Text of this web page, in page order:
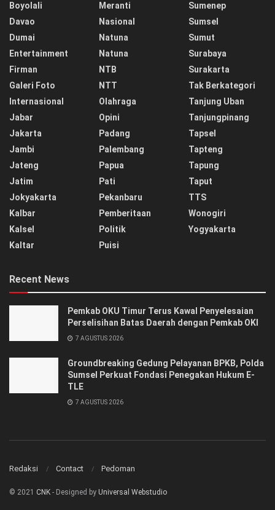
Boyolali
Davao
Dumai
Entertainment
Firman
Galeri Foto
Internasional
Jabar
Jakarta
Jambi
Jateng
Jatim
Jokyakarta
Kalbar
Kalsel
Kaltar
Meranti
Nasional
Natuna
Natuna
NTB
NTT
Olahraga
Opini
Padang
Palembang
Papua
Pati
Pekanbaru
Pemberitaan
Politik
Puisi
Sumenep
Sumsel
Sumut
Surabaya
Surakarta
Tak Berkategori
Tanjung Uban
Tanjungpinang
Tapsel
Tapteng
Tapung
Taput
TTS
Wonogiri
Yogyakarta
Recent News
Pemkab OKU Timur Terus Kawal Penyelesaian
Perselisihan Batas Daerah dengan Pemkab OKI
7 AGUSTUS 2026
Groundbreaking Gedung Pelayanan BPKB, Polda
Sumsel Perkuat Fondasi Penegakan Hukum E-
TLE
7 AGUSTUS 2026
Redaksi Contact Pedoman
© 2021 CNK - Designed by Universal Webstudio